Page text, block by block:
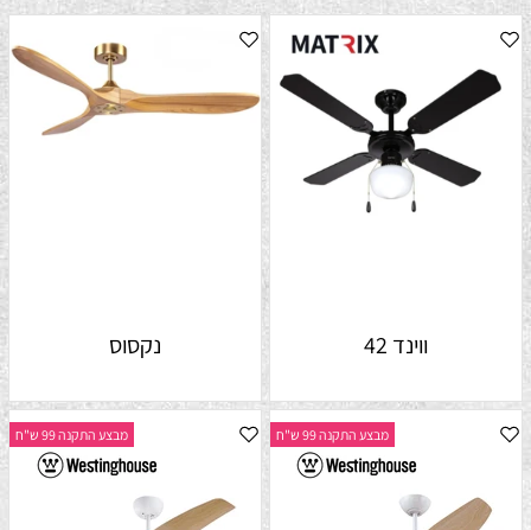
ווינד 42 נקסוס
מבצע התקנה 99 ש"ח מבצע התקנה 99 ש"ח